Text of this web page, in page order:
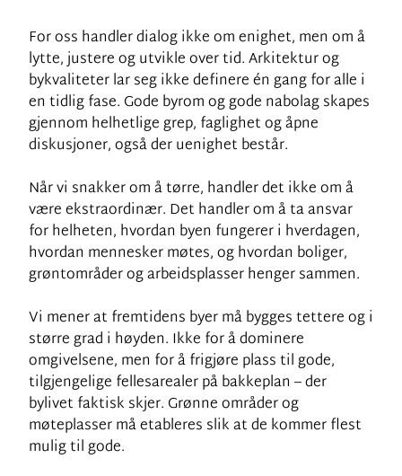
For oss handler dialog ikke om enighet, men om å
lytte, justere og utvikle over tid. Arkitektur og
bykvaliteter lar seg ikke definere én gang for alle i
en tidlig fase. Gode byrom og gode nabolag skapes
gjennom helhetlige grep, faglighet og åpne
diskusjoner, også der uenighet består.
Når vi snakker om å tørre, handler det ikke om å
være ekstraordinær. Det handler om å ta ansvar
for helheten, hvordan byen fungerer i hverdagen,
hvordan mennesker møtes, og hvordan boliger,
grøntområder og arbeidsplasser henger sammen.
Vi mener at fremtidens byer må bygges tettere og i
større grad i høyden. Ikke for å dominere
omgivelsene, men for å frigjøre plass til gode,
tilgjengelige fellesarealer på bakkeplan – der
bylivet faktisk skjer. Grønne områder og
møteplasser må etableres slik at de kommer flest
mulig til gode.